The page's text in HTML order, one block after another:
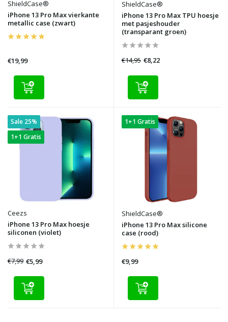
ShieldCase®
iPhone 13 Pro Max vierkante
metallic case (zwart)
€19,99
ShieldCase®
iPhone 13 Pro Max TPU hoesje
met pasjeshouder
(transparant groen)
€14,95 €8,22
Sale 25%
1+1 Gratis
Ceezs
iPhone 13 Pro Max hoesje
siliconen (violet)
€7,99 €5,99
1+1 Gratis
ShieldCase®
iPhone 13 Pro Max silicone
case (rood)
€9,99